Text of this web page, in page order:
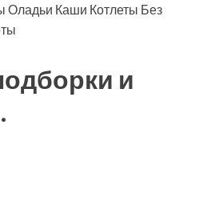
Оладьи Каши Котлеты Без
и